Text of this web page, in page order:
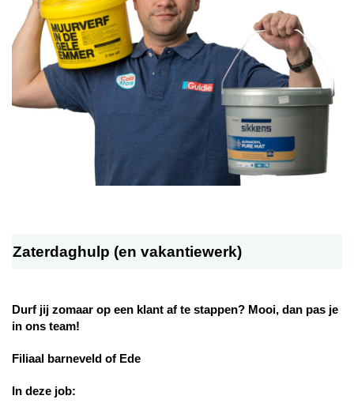
Zaterdaghulp (en vakantiewerk)
Durf jij zomaar op een klant af te stappen? Mooi, dan pas je
in ons team!
Filiaal barneveld of Ede
In deze job: